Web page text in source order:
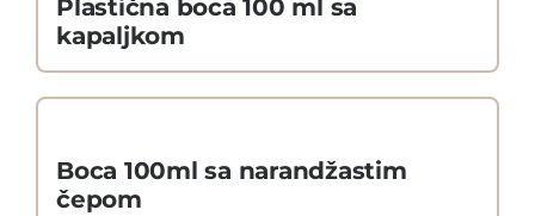
Plastična boca 100 ml sa
kapaljkom
Boca 100ml sa narandžastim
čepom